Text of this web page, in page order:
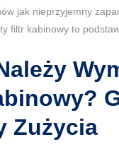
jak nieprzyjemny
filtr kabinowy to
Zużycia